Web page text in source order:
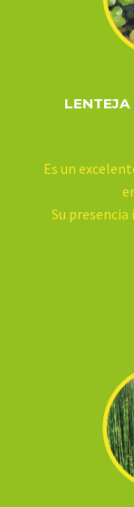
Es un
Su presencia